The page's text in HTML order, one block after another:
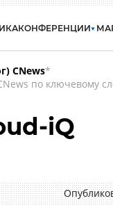
КОНФЕРЕНЦИИ
CNews*
по ключевому
iQ